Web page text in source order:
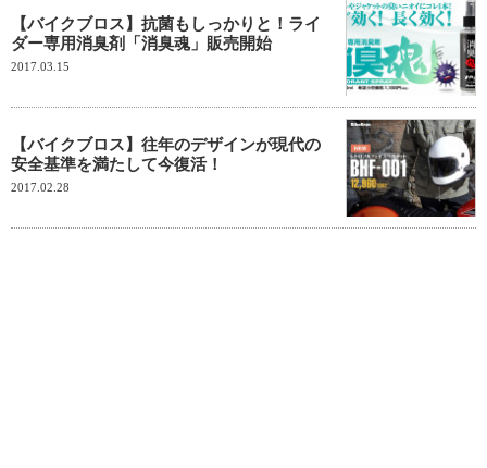
【バイクブロス】抗菌もしっかりと！ライ
ダー専用消臭剤「消臭魂」販売開始
2017.03.15
【バイクブロス】往年のデザインが現代の
安全基準を満たして今復活！
2017.02.28